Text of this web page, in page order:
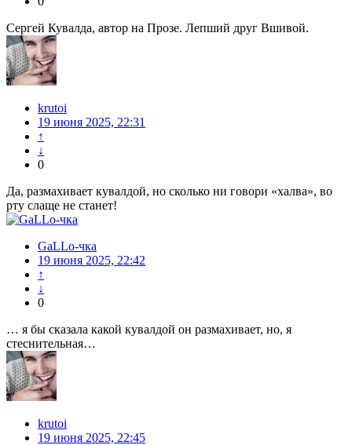
Сергей Кувалда, автор на Прозе. Лепший друг Вшивой.
krutoi
19 июня 2025, 22:31
↑
↓
0
Да, размахивает кувалдой, но сколько ни говори «халва», во
рту слаще не станет!
GaLLo-чка
19 июня 2025, 22:42
↑
↓
0
… я бы сказала какой кувалдой он размахивает, но, я
стеснительная…
krutoi
19 июня 2025, 22:45